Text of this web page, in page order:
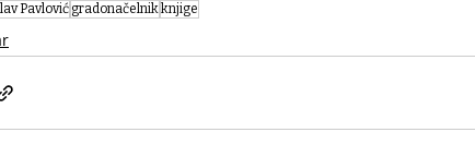
Pavlović gradonačelnikknjige